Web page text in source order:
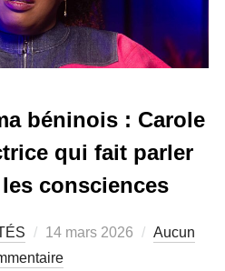
béninois : Carole
qui fait parler
consciences
14 mars 2026
Aucun